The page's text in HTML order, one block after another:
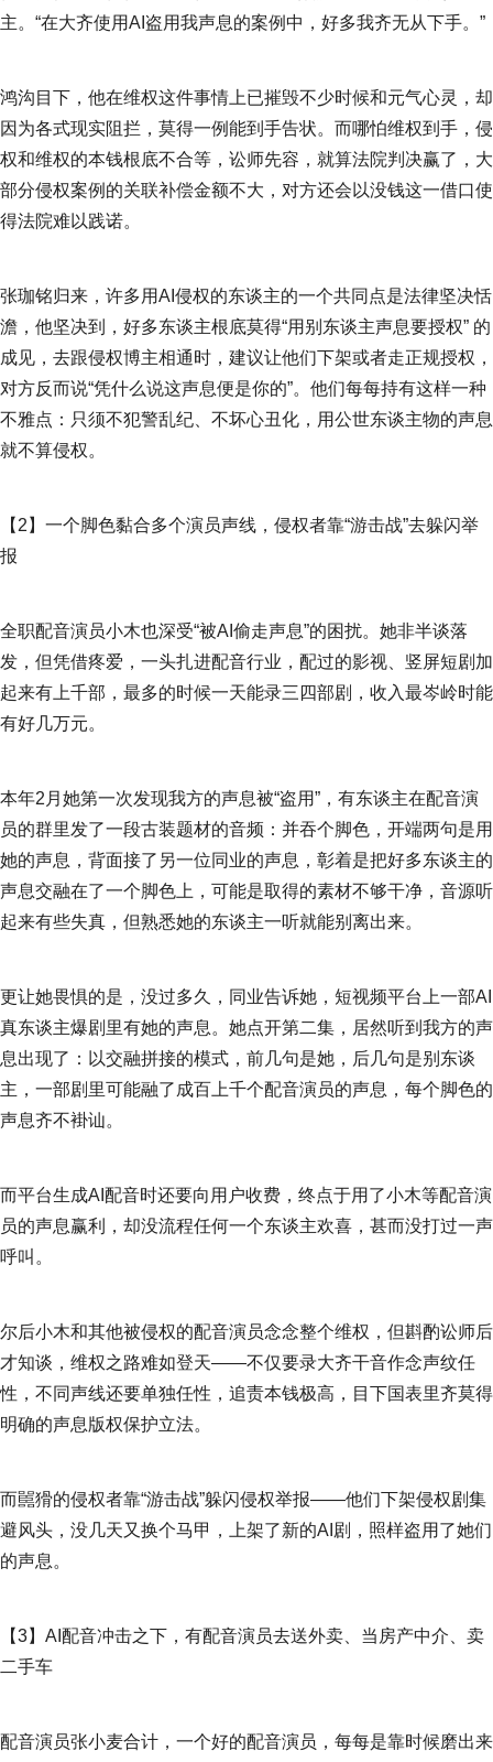
主。“在大齐使用AI盗用我声息的案例中，好多我齐无从下手。”
鸿沟目下，他在维权这件事情上已摧毁不少时候和元气心灵，却
因为各式现实阻拦，莫得一例能到手告状。而哪怕维权到手，侵
权和维权的本钱根底不合等，讼师先容，就算法院判决赢了，大
部分侵权案例的关联补偿金额不大，对方还会以没钱这一借口使
得法院难以践诺。
张珈铭归来，许多用AI侵权的东谈主的一个共同点是法律坚决恬
澹，他坚决到，好多东谈主根底莫得“用别东谈主声息要授权” 的
成见，去跟侵权博主相通时，建议让他们下架或者走正规授权，
对方反而说“凭什么说这声息便是你的”。他们每每持有这样一种
不雅点：只须不犯警乱纪、不坏心丑化，用公世东谈主物的声息
就不算侵权。
【2】一个脚色黏合多个演员声线，侵权者靠“游击战”去躲闪举
报
全职配音演员小木也深受“被AI偷走声息”的困扰。她非半谈落
发，但凭借疼爱，一头扎进配音行业，配过的影视、竖屏短剧加
起来有上千部，最多的时候一天能录三四部剧，收入最岑岭时能
有好几万元。
本年2月她第一次发现我方的声息被“盗用”，有东谈主在配音演
员的群里发了一段古装题材的音频：并吞个脚色，开端两句是用
她的声息，背面接了另一位同业的声息，彰着是把好多东谈主的
声息交融在了一个脚色上，可能是取得的素材不够干净，音源听
起来有些失真，但熟悉她的东谈主一听就能别离出来。
更让她畏惧的是，没过多久，同业告诉她，短视频平台上一部AI
真东谈主爆剧里有她的声息。她点开第二集，居然听到我方的声
息出现了：以交融拼接的模式，前几句是她，后几句是别东谈
主，一部剧里可能融了成百上千个配音演员的声息，每个脚色的
声息齐不褂讪。
而平台生成AI配音时还要向用户收费，终点于用了小木等配音演
员的声息赢利，却没流程任何一个东谈主欢喜，甚而没打过一声
呼叫。
尔后小木和其他被侵权的配音演员念念整个维权，但斟酌讼师后
才知谈，维权之路难如登天——不仅要录大齐干音作念声纹任
性，不同声线还要单独任性，追责本钱极高，目下国表里齐莫得
明确的声息版权保护立法。
而嚚猾的侵权者靠“游击战”躲闪侵权举报——他们下架侵权剧集
避风头，没几天又换个马甲，上架了新的AI剧，照样盗用了她们
的声息。
【3】AI配音冲击之下，有配音演员去送外卖、当房产中介、卖
二手车
配音演员张小麦合计，一个好的配音演员，每每是靠时候磨出来